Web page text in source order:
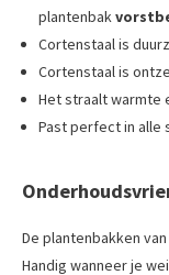
plantenbak
Cortenstaal is
Cortenstaal is
Het straalt warmte
Past perfect in alle
De plantenbakken
Handig wanneer je